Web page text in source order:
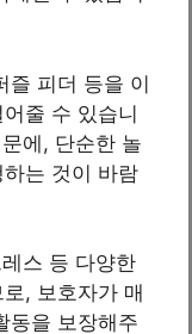
즐 피더 등을 이
줄 수 있습니
에, 단순한 놀
는 것이 바람
스 등 다양한
, 보호자가 매
동을 보장해주